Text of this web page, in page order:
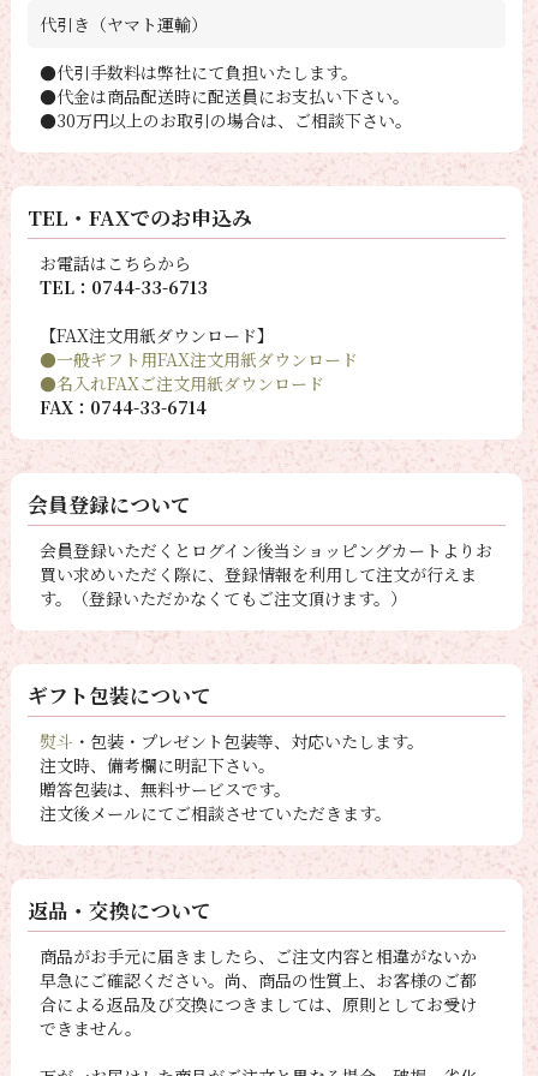
代引き（ヤマト運輸）
●代引手数料は弊社にて負担いたします。
●代金は商品配送時に配送員にお支払い下さい。
●30万円以上のお取引の場合は、ご相談下さい。
TEL・FAXでのお申込み
お電話はこちらから
TEL：0744-33-6713
【FAX注文用紙ダウンロード】
●一般ギフト用FAX注文用紙ダウンロード
●名入れFAXご注文用紙ダウンロード
FAX：0744-33-6714
会員登録について
会員登録いただくとログイン後当ショッピングカートよりお
買い求めいただく際に、登録情報を利用して注文が行えま
す。（登録いただかなくてもご注文頂けます。）
ギフト包装について
熨斗 ・包装・プレゼント包装等、対応いたします。
注文時、備考欄に明記下さい。
贈答包装は、無料サービスです。
注文後メールにてご相談させていただきます。
返品・交換について
商品がお手元に届きましたら、ご注文内容と相違がないか
早急にご確認ください。尚、商品の性質上、お客様のご都
合による返品及び交換につきましては、原則としてお受け
できません。